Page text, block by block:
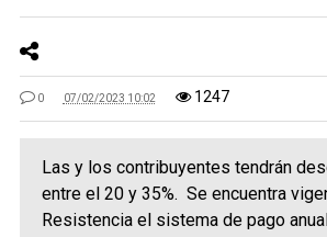
0 07/02/2023 10:02 1247
Las y los contribuyentes tendrán
entre el 20 y 35%. Se encuentra
Resistencia el sistema de pago